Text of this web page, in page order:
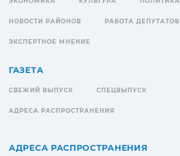
НОВОСТИ РАЙОНОВ РАБОТА ДЕПУТАТОВ
ЭКСПЕРТНОЕ МНЕНИЕ
ГАЗЕТА
СВЕЖИЙ ВЫПУСК СПЕЦВЫПУСК
АДРЕСА РАСПРОСТРАНЕНИЯ
АДРЕСА РАСПРОСТРАНЕНИЯ